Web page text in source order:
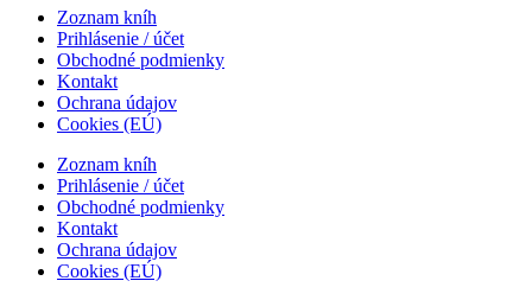
Zoznam kníh
Prihlásenie / účet
Obchodné podmienky
Kontakt
Ochrana údajov
Cookies (EÚ)
Zoznam kníh
Prihlásenie / účet
Obchodné podmienky
Kontakt
Ochrana údajov
Cookies (EÚ)